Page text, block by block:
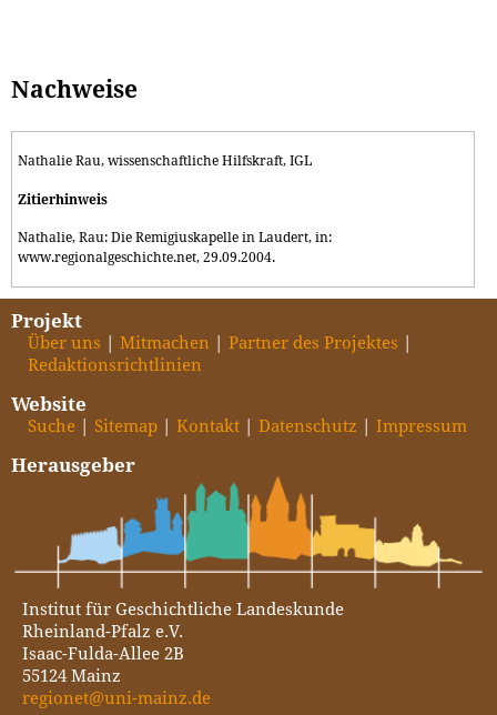
Nachweise
Nathalie Rau, wissenschaftliche Hilfskraft, IGL
Zitierhinweis
Nathalie, Rau: Die Remigiuskapelle in Laudert, in:
www.regionalgeschichte.net, 29.09.2004.
Projekt
Über uns Mitmachen
Partner des Projektes
Redaktionsrichtlinien
Website
Suche Sitemap Kontakt Datenschutz Impressum
Herausgeber
Institut für Geschichtliche Landeskunde
Rheinland-Pfalz e.V.
Isaac-Fulda-Allee 2B
55124 Mainz
regionet@uni-mainz.de